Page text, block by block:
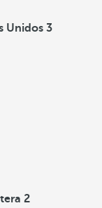
Unidos 3
2